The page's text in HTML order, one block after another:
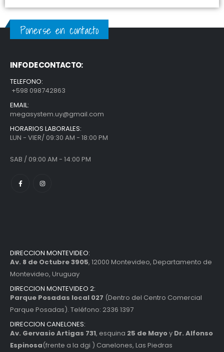
Ponerse en contacto
INFO DE CONTACTO:
TELEFONO:
+598 098742863
EMAIL:
megasystem.uy@gmail.com
HORARIOS LABORALES:
LUN - VIER/ 09:30 AM - 18:00 PM
SAB / 09:00 AM - 14:00 PM
DIRECCION MONTEVIDEO:
Av. 8 de Octubre 3905, 12000 Montevideo, Departamento de
Montevideo, Uruguay
DIRECCION MONTEVIDEO 2:
Parque Posadas local 027 (Dentro del Centro Comercial
Parque Posadas). Teléfono: 2336 1397
DIRECCION CANELONES:
Av. Gervasio Artigas 731, esquina 25 de Mayoy Dr. Alfonso
Espinosa(frente a la dgi ) Canelones, Las Piedras